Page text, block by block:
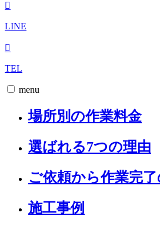
LINE
TEL
menu
場所別の作業料金
選ばれる7つの理由
ご依頼から作業完
施工事例